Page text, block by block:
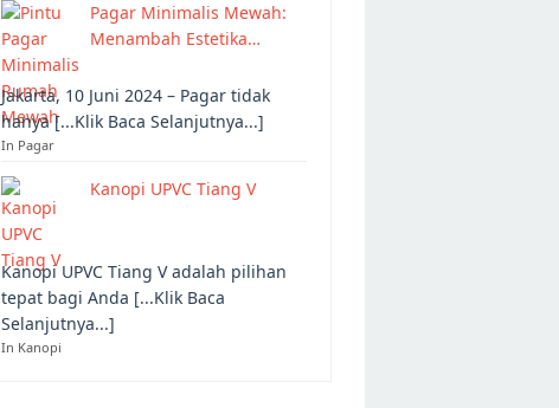
Pagar Minimalis Mewah:
Menambah Estetika…
Jakarta, 10 Juni 2024 – Pagar tidak
hanya [...Klik Baca Selanjutnya...]
In Pagar
Kanopi UPVC Tiang V
Kanopi UPVC Tiang V adalah pilihan
tepat bagi Anda [...Klik Baca
Selanjutnya...]
In Kanopi